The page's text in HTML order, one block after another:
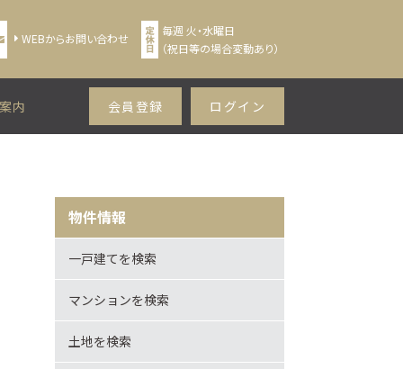
WEBからお問い合わせ
毎週 火・水曜日
（祝日等の場合変動あり）
内 会員登録 ログイン
物件情報
一戸建てを検索
マンションを検索
土地を検索